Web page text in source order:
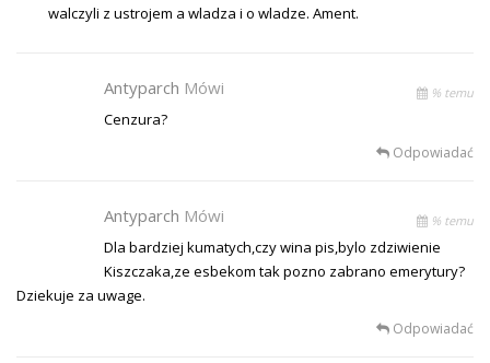
walczyli z ustrojem a wladza i o wladze. Ament.
Antyparch Mówi % temu
Cenzura?
Odpowiadać
Antyparch Mówi % temu
Dla bardziej kumatych,czy wina pis,bylo zdziwienie
Kiszczaka,ze esbekom tak pozno zabrano emerytury?
Dziekuje za uwage.
Odpowiadać